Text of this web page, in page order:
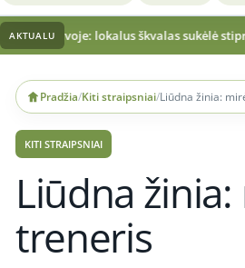
AKTUALU
škvalas sukėlė stiprius vėjo gūsius ir
content
Pradžia/Kiti straipsniai/Liūdna žinia:
KITI STRAIPSNIAI
Liūdna
treneris